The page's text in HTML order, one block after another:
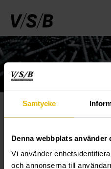
Samtycke
Denna webbplats använder
Vi använder
och annonserna till
VSB / PRODUKTER /